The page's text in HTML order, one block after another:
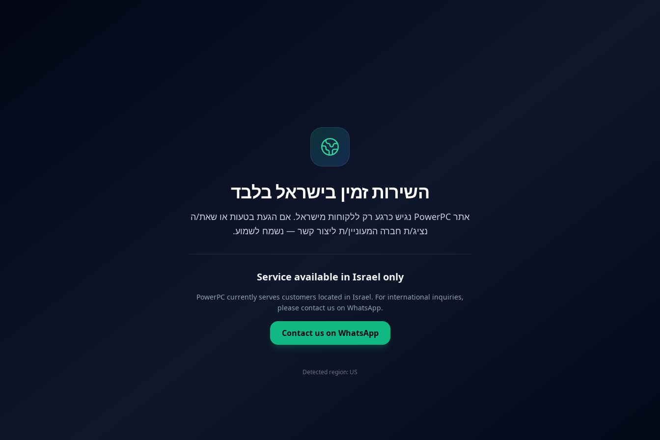
השירות זמין בישראל בלבד
אתר PowerPC נגיש כרגע רק ללקוחות מישראל. אם הגעת בטעות או שאת/ה
נציג/ת חברה המעוניין/ת ליצור קשר — נשמח לשמוע.
Service available in Israel only
PowerPC currently serves customers located in Israel. For international inquiries,
please contact us on WhatsApp.
Contact us on WhatsApp
Detected region: US